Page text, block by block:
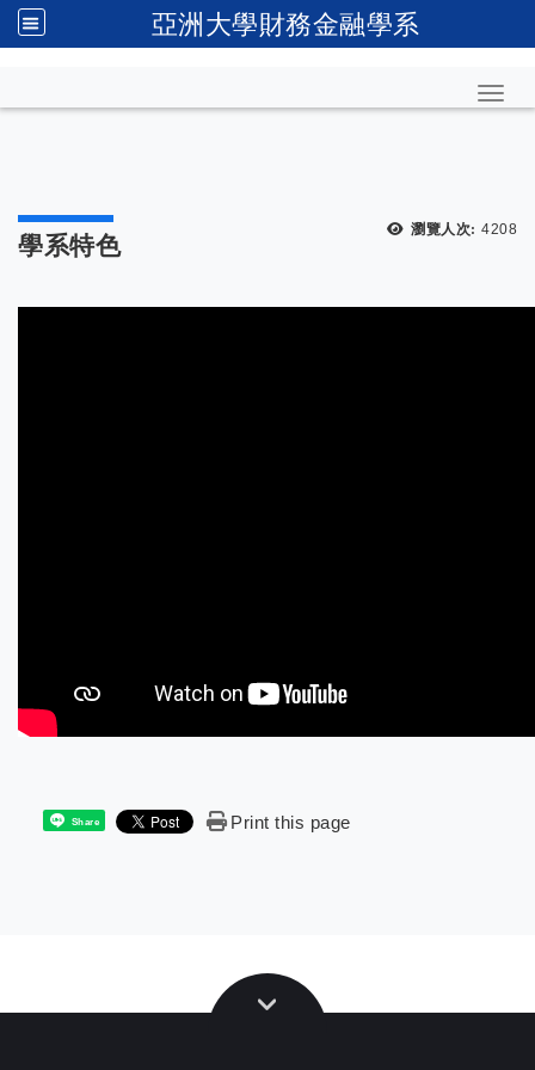
亞洲大學財務金融學系
瀏覽人次: 4208
學系特色
Share Print this page